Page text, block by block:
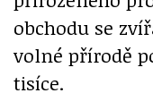
obchodu se
volné přírodě
tisíce.